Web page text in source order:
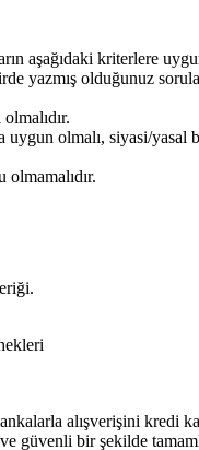
aşağıdaki kriterlere
yazmış olduğunuz
uygun olmalı, siyasi/yasal
alışverişini kredi
güvenli bir şekilde